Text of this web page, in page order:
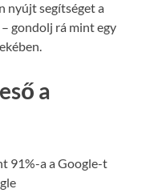
nyújt segítséget a
gondolj rá mint egy
a
91%-a a Google-t